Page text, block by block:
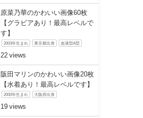
原菜乃華のかわいい画像60枚
【グラビアあり！最高レベルで
す】
2003年生まれ 東京都出身 血液型A型
22
阪田マリンのかわいい画像20枚
【水着あり！最高レベルです】
2000年生まれ 大阪府出身
19